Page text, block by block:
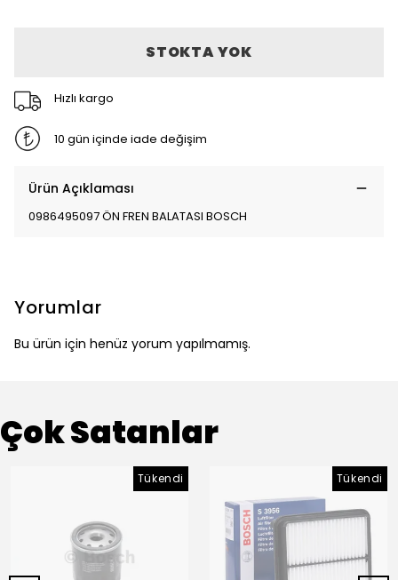
STOKTA YOK
Hızlı kargo
10 gün içinde iade değişim
Ürün Açıklaması
0986495097 ÖN FREN BALATASI BOSCH
Yorumlar
Bu ürün için henüz yorum yapılmamış.
Çok Satanlar
Tükendi Tükendi